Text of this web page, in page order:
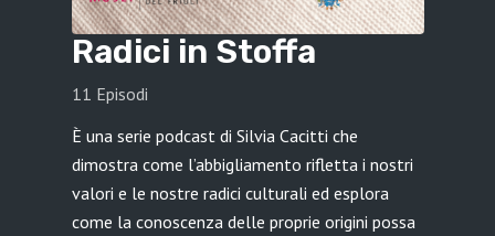
Radici in Stoffa
11 Episodi
È una serie podcast di Silvia Cacitti che
dimostra come l’abbigliamento rifletta i nostri
valori e le nostre radici culturali ed esplora
come la conoscenza delle proprie origini possa